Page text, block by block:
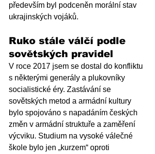
především byl podceněn morální stav
ukrajinských vojáků.
Ruko stále válčí podle
sovětských pravidel
V roce 2017 jsem se dostal do konfliktu
s některými generály a plukovníky
socialistické éry. Zastávání se
sovětských metod a armádní kultury
bylo spojováno s napadáním českých
změn v armádní struktuře a zaměření
výcviku. Studium na vysoké válečné
škole bylo jen „kurzem“ oproti